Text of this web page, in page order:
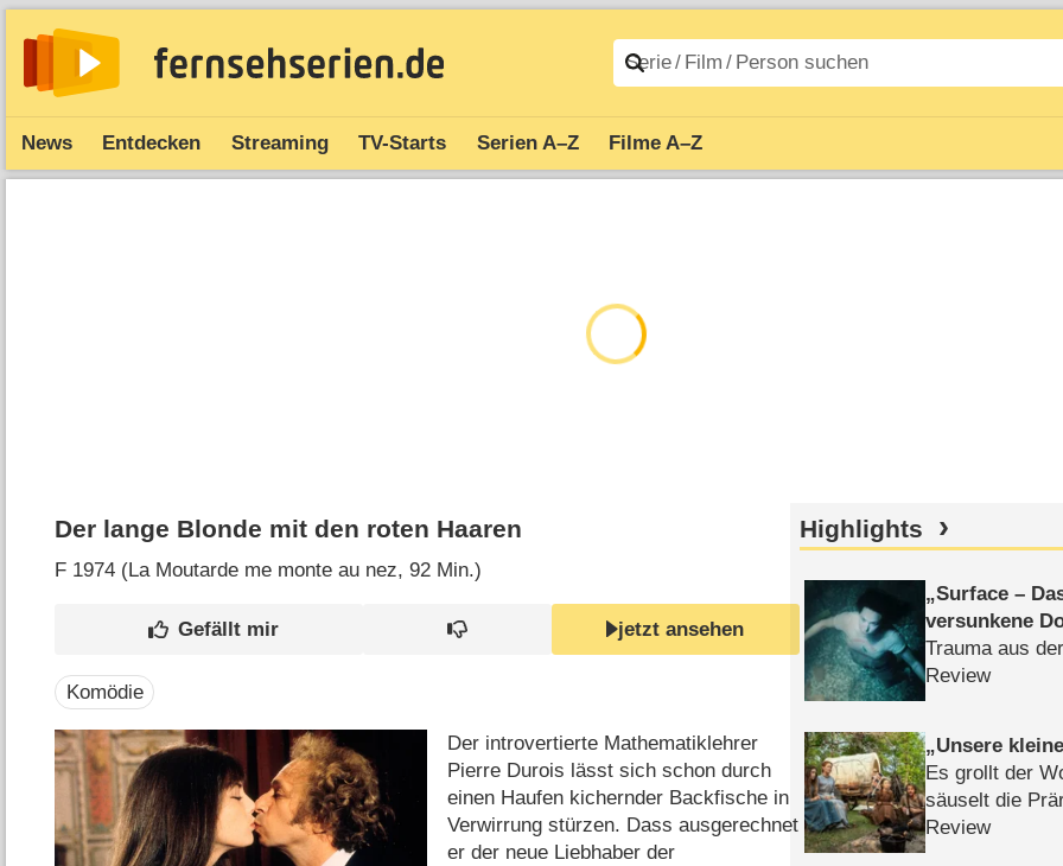
News Entdecken Streaming TV-Starts Serien A–Z Filme A–Z
Der lange Blonde mit den roten Haaren
F 1974 (La Moutarde me monte au nez‎, 92 Min.)
jetzt ansehen
Komödie
Der introvertierte Mathematiklehrer
Pierre Durois lässt sich schon durch
einen Haufen kichernder Backfische in
Verwirrung stürzen. Dass ausgerechnet
er der neue Liebhaber der
Highlights
Surface –
versunkene
Trauma aus
Review
Unsere
Es grollt der
säuselt die
Review